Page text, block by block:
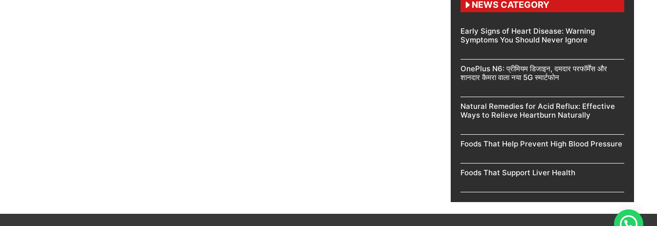
NEWS CATEGORY
Early Signs of Heart Disease: Warning
Symptoms You Should Never Ignore
OnePlus N6: प्रीमियम डिजाइन, दमदार परफॉर्मेंस और
शानदार कैमरा वाला नया 5G स्मार्टफोन
Natural Remedies for Acid Reflux: Effective
Ways to Relieve Heartburn Naturally
Foods That Help Prevent High Blood Pressure
Foods That Support Liver Health